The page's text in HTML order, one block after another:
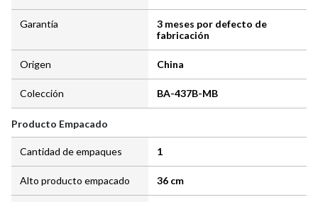
Garantía
3 meses por defecto de
fabricación
Origen China
Colección BA-437B-MB
Producto Empacado
Cantidad de empaques 1
Alto producto empacado 36 cm